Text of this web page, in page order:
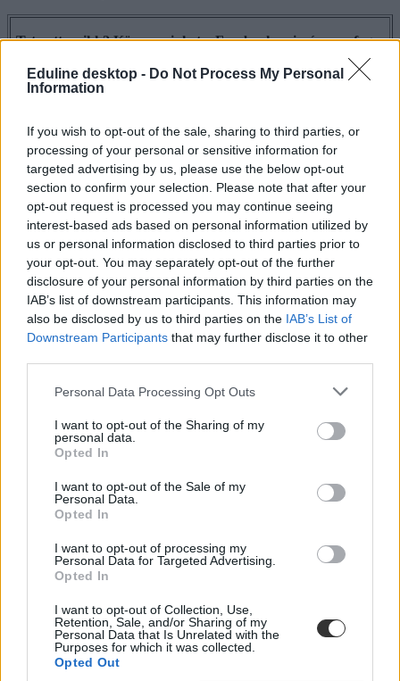
Eduline desktop - Do Not Process My Personal
Information
If you wish to opt-out of the sale, sharing to third parties, or
processing of your personal or sensitive information for
targeted advertising by us, please use the below opt-out
section to confirm your selection. Please note that after your
opt-out request is processed you may continue seeing
interest-based ads based on personal information utilized by
us or personal information disclosed to third parties prior to
your opt-out. You may separately opt-out of the further
disclosure of your personal information by third parties on the
IAB’s list of downstream participants. This information may
also be disclosed by us to third parties on the IAB’s List of
Downstream Participants that may further disclose it to other
Personal Data Processing Opt Outs
I want to opt-out of the Sharing of my
personal data.
Opted In
I want to opt-out of the Sale of my
Personal Data.
Opted In
I want to opt-out of processing my
Personal Data for Targeted Advertising.
Opted In
I want to opt-out of Collection, Use,
Retention, Sale, and/or Sharing of my
Personal Data that Is Unrelated with the
Purposes for which it was collected.
Opted Out
Tetszett a cikk? Kövess minket a Facebookon is, és nem fogsz
Kaliforniai Egyetem
University of California
transznemű diák
nemsemleges mosdó
Hozzászólások
Az iskola mindent mérni akar – csak éppen a
tanulás lényegét nem tudja
Bár az iskola mint intézmény már nagyon régóta velünk van,
hogy mélyebben megértsük és vizsgáljuk: tulajdonképpen mit is tesz
az iskola a gyerekekkel. Az évszázadok során számtalan nevelési
elmélet és a legkülönbözőbb iskolatípusok jöttek létre, a tanulás
tévedt. Vélemény.
Közoktatás
Lannert Judit: Rugalmasabb napkezdés, hosszabb
szünetek és több mozgás jöhet az alsó tagozatokban
szeptembertől